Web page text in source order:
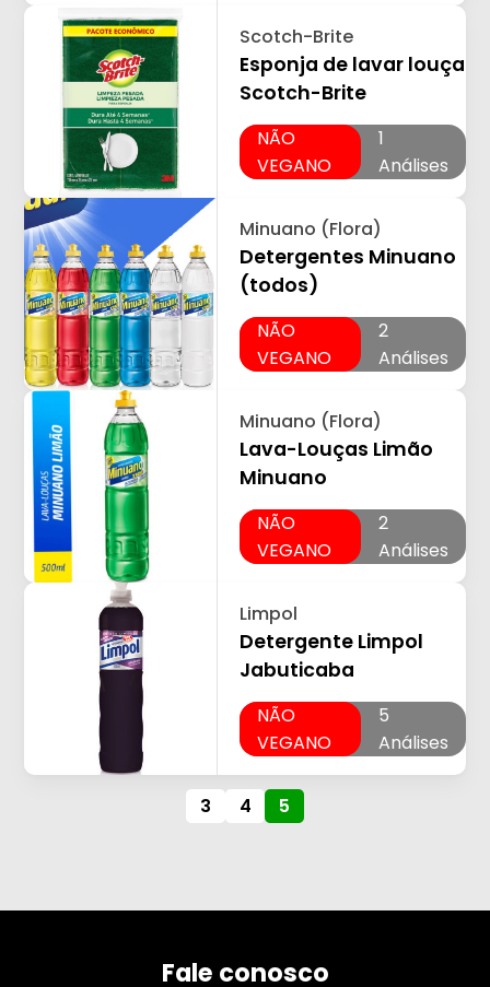
Scotch-Brite
Esponja de lavar louça
Scotch-Brite
NÃO
VEGANO
1
Análises
Minuano (Flora)
Detergentes Minuano
(todos)
NÃO
VEGANO
2
Análises
Minuano (Flora)
Lava-Louças Limão
Minuano
NÃO
VEGANO
2
Análises
Limpol
Detergente Limpol
Jabuticaba
NÃO
VEGANO
5
Análises
3 4 5
Fale conosco